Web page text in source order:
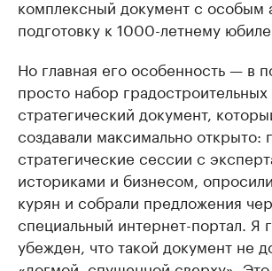
комплексный документ с особым
подготовку к 1000-летнему
Но главная его особенность — в
просто набор
стратегический документ,
создавали максимально открыто:
стратегические сессии с
историками и бизнесом,
курян и собрали предложения
специальный интернет-портал. Я
убежден, что такой документ не